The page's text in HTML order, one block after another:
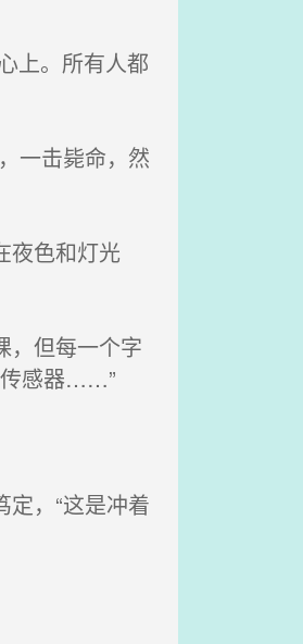
上。所有人都
一击毙命，然
夜色和灯光
，但每一个字
传感器……”
，“这是冲着